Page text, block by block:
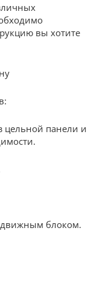
вы хотите
цельной панели и
блоком.